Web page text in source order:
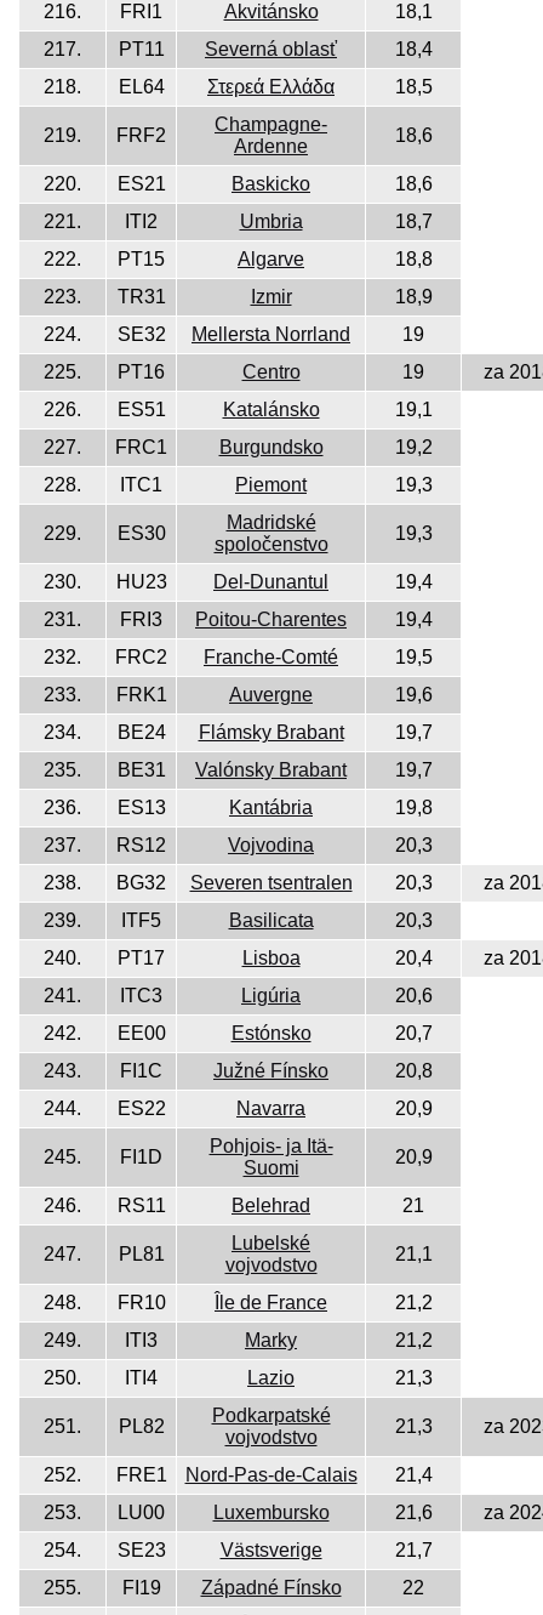
216.
FRI1 Akvitánsko
18,1
217.
PT11 Severná oblasť
18,4
218.
EL64 Στερεά Ελλάδα 18,5
219. FRF2
Champagne-
Ardenne
18,6
220. ES21 Baskicko
18,6
221.
ITI2 Umbria
18,7
222.
PT15 Algarve
18,8
223.
TR31 Izmir
18,9
224.
SE32 Mellersta Norrland
19
225.
PT16 Centro 19
za
226.
ES51 Katalánsko
19,1
227.
FRC1 Burgundsko
19,2
228.
ITC1 Piemont 19,3
229. ES30
Madridské
spoločenstvo
19,3
230. HU23 Del-Dunantul
19,4
231.
FRI3 Poitou-Charentes
19,4
232.
FRC2 Franche-Comté
19,5
233.
FRK1 Auvergne
19,6
234.
BE24 Flámsky Brabant
19,7
235.
BE31 Valónsky Brabant
19,7
236.
ES13 Kantábria
19,8
237.
RS12 Vojvodina
20,3
238.
BG32 Severen tsentralen 20,3
za
239.
ITF5 Basilicata
20,3
240.
PT17 Lisboa 20,4
za
241.
ITC3 Ligúria
20,6
242.
EE00 Estónsko
20,7
243.
FI1C Južné Fínsko
20,8
244.
ES22 Navarra 20,9
245. FI1D
Pohjois- ja Itä-
Suomi
20,9
246. RS11 Belehrad 21
247. PL81
Lubelské
vojvodstvo
21,1
248. FR10 Île de France
21,2
249.
ITI3 Marky
21,2
250.
ITI4 Lazio 21,3
251. PL82
Podkarpatské
vojvodstvo
21,3 za
252. FRE1 Nord-Pas-de-Calais
21,4
253.
LU00 Luxembursko 21,6
za
254.
SE23 Västsverige
21,7
255.
FI19 Západné Fínsko 22